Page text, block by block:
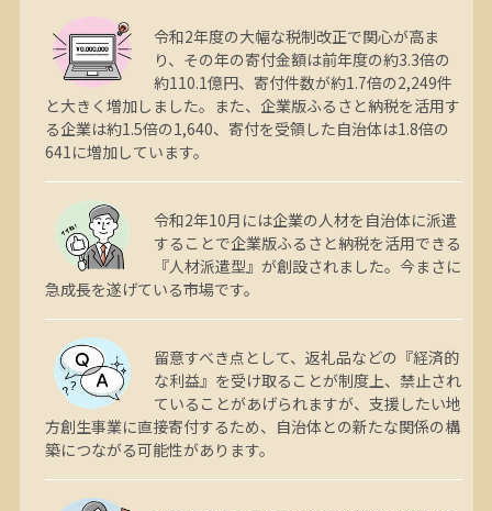
令和2年度の大幅な税制改正で関心が高ま
り、その年の寄付金額は前年度の約3.3倍の
約110.1億円、寄付件数が約1.7倍の2,249件
と大きく増加しました。また、企業版ふるさと納税を活用す
る企業は約1.5倍の1,640、寄付を受領した自治体は1.8倍の
641に増加しています。
令和2年10月には企業の人材を自治体に派遣
することで企業版ふるさと納税を活用できる
『人材派遣型』が創設されました。今まさに
急成長を遂げている市場です。
留意すべき点として、返礼品などの『経済的
な利益』を受け取ることが制度上、禁止され
ていることがあげられますが、支援したい地
方創生事業に直接寄付するため、自治体との新たな関係の構
築につながる可能性があります。